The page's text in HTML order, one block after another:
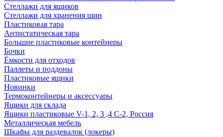
Стеллажи для ящиков
Стеллажи для хранения шин
Пластиковая тара
Антистатическая тара
Большие пластиковые контейнеры
Бочки
Ёмкости для отходов
Паллеты и поддоны
Пластиковые ящики
Новинки
Термоконтейнеры и аксессуары
Ящики для склада
Ящики пластиковые V-1, 2, 3 ,4 С-2, Россия
Металлическая мебель
Шкафы для раздевалок (локеры)